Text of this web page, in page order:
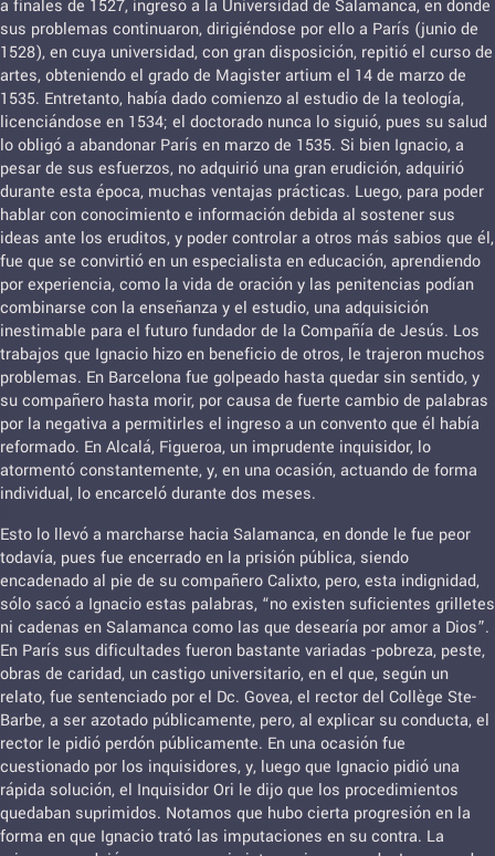
a finales de 1527, ingresó a la Universidad de Salamanca, en donde
sus problemas continuaron, dirigiéndose por ello a París (junio de
1528), en cuya universidad, con gran disposición, repitió el curso de
artes, obteniendo el grado de Magister artium el 14 de marzo de
1535. Entretanto, había dado comienzo al estudio de la teología,
licenciándose en 1534; el doctorado nunca lo siguió, pues su salud
lo obligó a abandonar París en marzo de 1535. Si bien Ignacio, a
pesar de sus esfuerzos, no adquirió una gran erudición, adquirió
durante esta época, muchas ventajas prácticas. Luego, para poder
hablar con conocimiento e información debida al sostener sus
ideas ante los eruditos, y poder controlar a otros más sabios que él,
fue que se convirtió en un especialista en educación, aprendiendo
por experiencia, como la vida de oración y las penitencias podían
combinarse con la enseñanza y el estudio, una adquisición
inestimable para el futuro fundador de la Compañía de Jesús. Los
trabajos que Ignacio hizo en beneficio de otros, le trajeron muchos
problemas. En Barcelona fue golpeado hasta quedar sin sentido, y
su compañero hasta morir, por causa de fuerte cambio de palabras
por la negativa a permitirles el ingreso a un convento que él había
reformado. En Alcalá, Figueroa, un imprudente inquisidor, lo
atormentó constantemente, y, en una ocasión, actuando de forma
individual, lo encarceló durante dos meses.
Esto lo llevó a marcharse hacia Salamanca, en donde le fue peor
todavía, pues fue encerrado en la prisión pública, siendo
encadenado al pie de su compañero Calixto, pero, esta indignidad,
sólo sacó a Ignacio estas palabras, “no existen suficientes grilletes
ni cadenas en Salamanca como las que desearía por amor a Dios”.
En París sus dificultades fueron bastante variadas -pobreza, peste,
obras de caridad, un castigo universitario, en el que, según un
relato, fue sentenciado por el Dc. Govea, el rector del Collège Ste-
Barbe, a ser azotado públicamente, pero, al explicar su conducta, el
rector le pidió perdón públicamente. En una ocasión fue
cuestionado por los inquisidores, y, luego que Ignacio pidió una
rápida solución, el Inquisidor Ori le dijo que los procedimientos
quedaban suprimidos. Notamos que hubo cierta progresión en la
forma en que Ignacio trató las imputaciones en su contra. La